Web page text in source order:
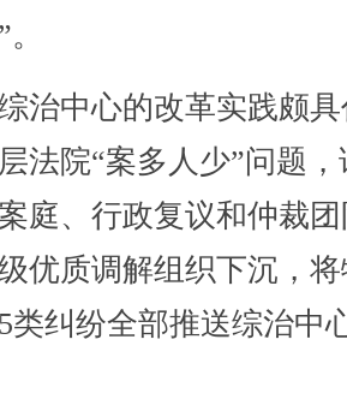
中心的改革实践颇具
法院“案多人少”问题，
庭、行政复议和仲裁
优质调解组织下沉，
类纠纷全部推送综治中